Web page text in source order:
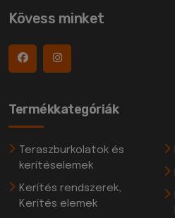
Kövess minket
Termékkategóriák
Teraszburkolatok és
kerítéselemek
Kerítés rendszerek,
Kerítés elemek